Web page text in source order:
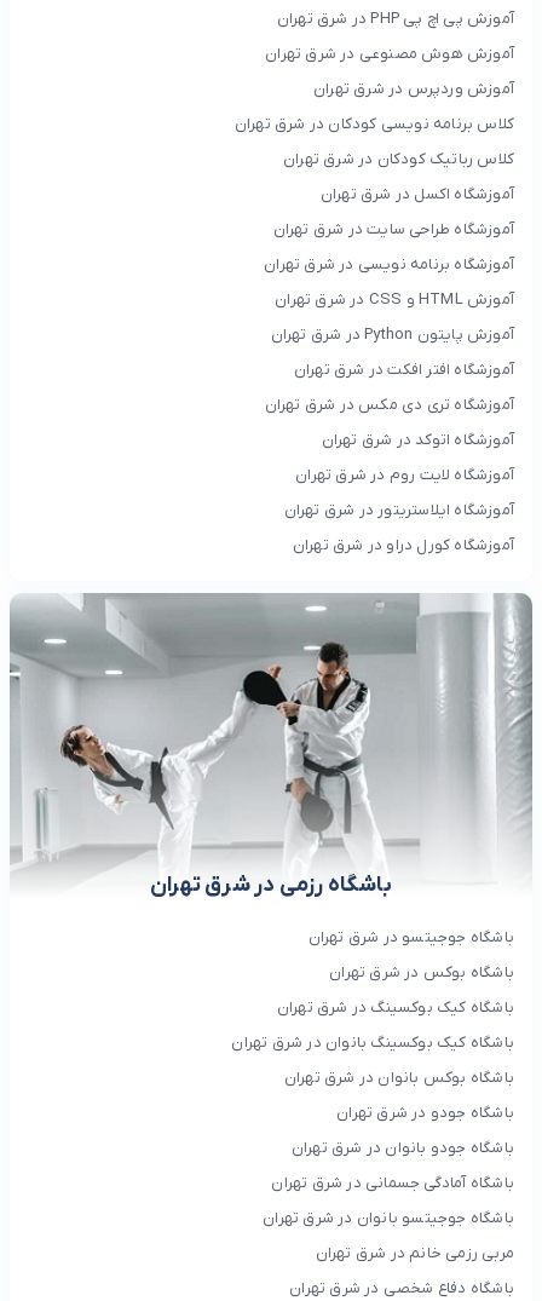
آموزش پی اچ پی PHP در شرق تهران
آموزش هوش مصنوعی در شرق تهران
آموزش وردپرس در شرق تهران
کلاس برنامه نویسی کودکان در شرق تهران
کلاس رباتیک کودکان در شرق تهران
آموزشگاه اکسل در شرق تهران
آموزشگاه طراحی سایت در شرق تهران
آموزشگاه برنامه نویسی در شرق تهران
آموزش HTML و CSS در شرق تهران
آموزش پایتون Python در شرق تهران
آموزشگاه افتر افکت در شرق تهران
آموزشگاه تری دی مکس در شرق تهران
آموزشگاه اتوکد در شرق تهران
آموزشگاه لایت روم در شرق تهران
آموزشگاه ایلاستریتور در شرق تهران
آموزشگاه کورل دراو در شرق تهران
باشگاه رزمی در شرق تهران
باشگاه جوجیتسو در شرق تهران
باشگاه بوکس در شرق تهران
باشگاه کیک بوکسینگ در شرق تهران
باشگاه کیک بوکسینگ بانوان در شرق تهران
باشگاه بوکس بانوان در شرق تهران
باشگاه جودو در شرق تهران
باشگاه جودو بانوان در شرق تهران
باشگاه آمادگی جسمانی در شرق تهران
باشگاه جوجیتسو بانوان در شرق تهران
مربی رزمی خانم در شرق تهران
باشگاه دفاع شخصی در شرق تهران